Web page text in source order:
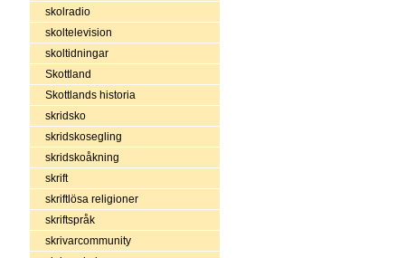
skolradio
skoltelevision
skoltidningar
Skottland
Skottlands historia
skridsko
skridskosegling
skridskoåkning
skrift
skriftlösa religioner
skriftspråk
skrivarcommunity